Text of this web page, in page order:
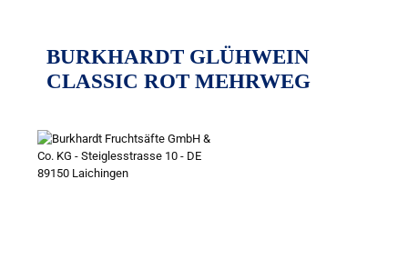
BURKHARDT GLÜHWEIN
CLASSIC ROT MEHRWEG